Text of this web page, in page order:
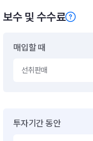
보수 및 수수료
매입할 때
선취판매
투자기간 동안